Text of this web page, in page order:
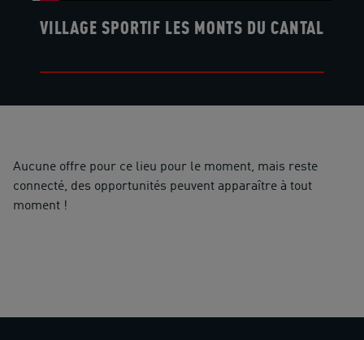
VILLAGE SPORTIF LES MONTS DU CANTAL
Aucune offre pour ce lieu pour le moment, mais reste
connecté, des opportunités peuvent apparaître à tout
moment !